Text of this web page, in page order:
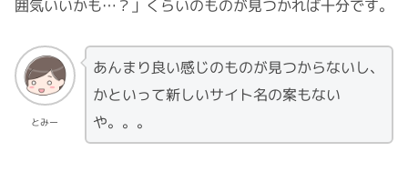
囲気いいかも…？」くらいのものが見つかれば十分です。
とみー
あんまり良い感じのものが見つからないし、
かといって新しいサイト名の案もない
や。。。